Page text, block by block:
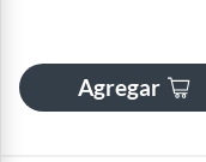
Agregar